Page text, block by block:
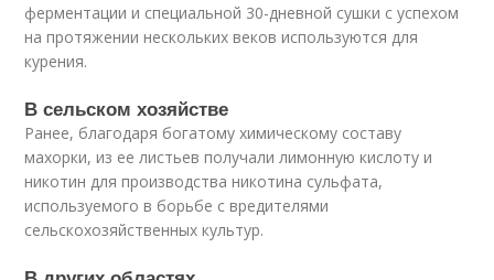
ферментации и специальной 30-дневной сушки с успехом
на протяжении нескольких веков используются для
курения.
В сельском хозяйстве
Ранее, благодаря богатому химическому составу
махорки, из ее листьев получали лимонную кислоту и
никотин для производства никотина сульфата,
используемого в борьбе с вредителями
сельскохозяйственных культур.